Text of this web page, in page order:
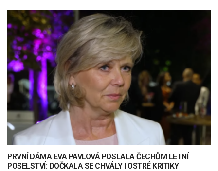
PRVNÍ DÁMA EVA PAVLOVÁ POSLALA ČECHŮM LETNÍ
POSELSTVÍ: DOČKALA SE CHVÁLY I OSTRÉ KRITIKY